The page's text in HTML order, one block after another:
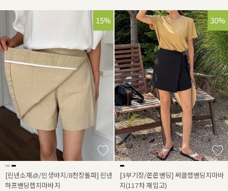
15%
[린넨소재🧊/인생바지/8천장돌파] 린넨
하프밴딩랩치마바지
30%
[3부기장/쫀쫀밴딩] 써클랩밴딩치마바
지(117차 재입고)